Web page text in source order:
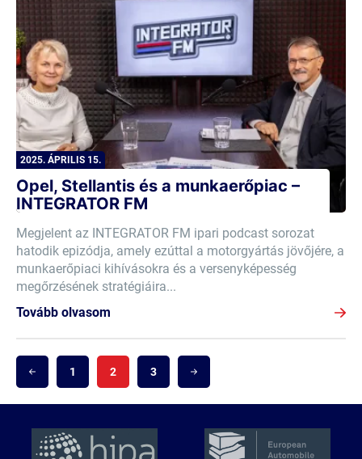
2025. ÁPRILIS 15.
Opel, Stellantis és a munkaerőpiac –
INTEGRATOR FM
Megjelent az INTEGRATOR FM ipari podcast sorozat
hatodik epizódja, amely ezúttal a motorgyártás jövőjére, a
munkaerőpiaci kihívásokra és a versenyképesség
megőrzésének stratégiáira...
Tovább olvasom
1 2 3